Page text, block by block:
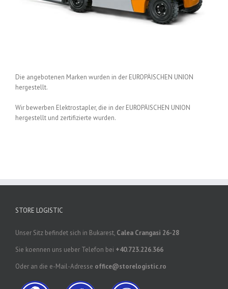
Die angebotenen Marken wurden in der EUROPÄISCHEN UNION
hergestellt.
Wir bewerben Elektrostapler, die in der EUROPÄISCHEN UNION
hergestellt und zertifizierte wurden.
STORE LOGISTIC
Unser Sitz befindet sich in Bukarest, Calea Crangasi 26-28
Sie koennen uns ueber Telefon bei +40.723.226.366
Oder an die e-Mail-Adresse office@storelogistic.ro